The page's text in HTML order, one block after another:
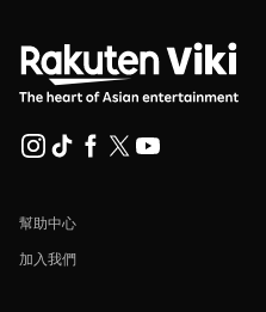
幫助中心
加入我們